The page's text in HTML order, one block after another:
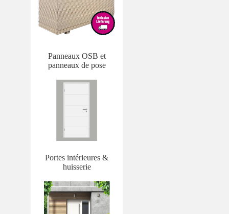
Panneaux OSB et
panneaux de pose
Portes intérieures &
huisserie